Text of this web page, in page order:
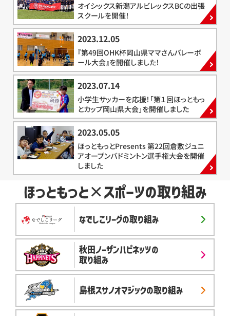
オイシックス新潟アルビレックスBCの出張
スクールを開催！
2023.12.05
『第49回OHK杯岡山県ママさんバレーボ
ール大会』を開催しました！
2023.07.14
小学生サッカーを応援！「第１回ほっともっ
とカップ岡山県大会」を開催しました
2023.05.05
ほっともっとPresents 第22回倉敷ジュニ
アオープンバドミントン選手権大会を開催
しました
ほっともっと×スポーツの取り組み
なでしこリーグの取り組み
秋田ノーザンハピネッツの
取り組み
島根スサノオマジックの取り組み